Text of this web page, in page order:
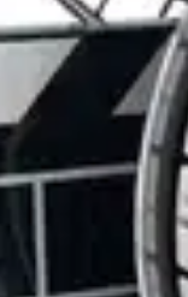
Sportif et Multi-
Enquête et jeux